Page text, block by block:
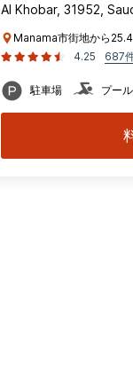
Al Khobar, 31952,
Manama市街地から
4.25
687
駐車場 プール